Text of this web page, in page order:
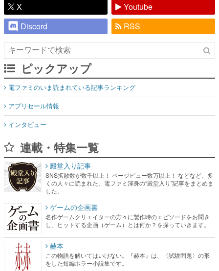
X
Youtube
Discord
RSS
ピックアップ
電ファミのいま読まれている記事ランキング
アプリセール情報
インタビュー
連載・特集一覧
殿堂入り記事
SNS拡散数が数千以上！ ページビュー数万以上！ などなど。多
くの人々に読まれた、電ファミ渾身の“殿堂入り”記事をまとめま
した。
ゲームの企画書
名作ゲームクリエイターの方々に製作時のエピソードをお聞き
し、ヒットする企画（ゲーム）とは何か？を探っていきます。
赫本
この物語を解いてはいけない。『赫本』は、〈試験問題〉の形
をした短編ホラー小説集です。